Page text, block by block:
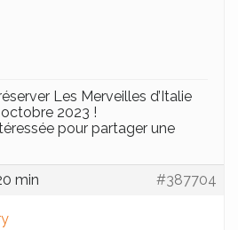
Les Merveilles d’Italie
2023 !
pour partager une
min #387704